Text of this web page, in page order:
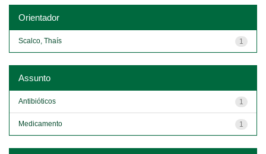
Orientador
1
Scalco, Thaís
Assunto
1
Antibióticos
1
Medicamento